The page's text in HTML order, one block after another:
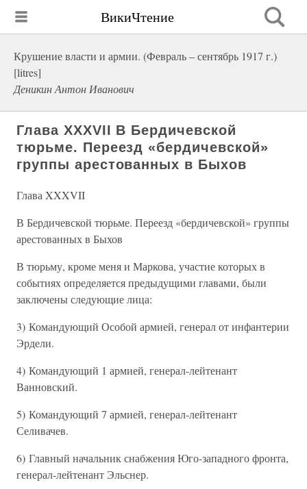
ВикиЧтение
Крушение власти и армии. (Февраль – сентябрь 1917 г.)
[litres]
Деникин Антон Иванович
Глава XXXVII В Бердичевской
тюрьме. Переезд «бердичевской»
группы арестованных в Быхов
Глава XXXVII
В Бердичевской тюрьме. Переезд «бердичевской» группы
арестованных в Быхов
В тюрьму, кроме меня и Маркова, участие которых в
событиях определяется предыдущими главами, были
заключены следующие лица:
3) Командующий Особой армией, генерал от инфантерии
Эрдели.
4) Командующий 1 армией, генерал-лейтенант
Ванновский.
5) Командующий 7 армией, генерал-лейтенант
Селивачев.
6) Главный начальник снабжения Юго-западного фронта,
генерал-лейтенант Эльснер.